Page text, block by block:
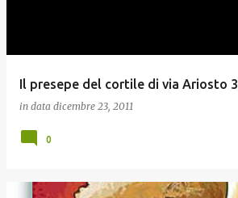
Il presepe del cortile di via Ariosto 3
in data dicembre 23, 2011
0